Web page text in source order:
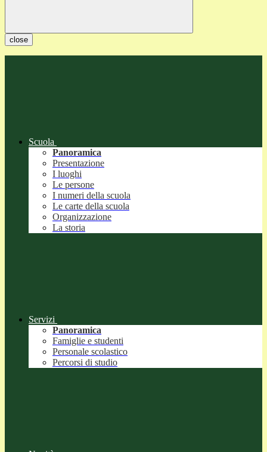
close
Scuola
Panoramica
Presentazione
I luoghi
Le persone
I numeri della scuola
Le carte della scuola
Organizzazione
La storia
Servizi
Panoramica
Famiglie e studenti
Personale scolastico
Percorsi di studio